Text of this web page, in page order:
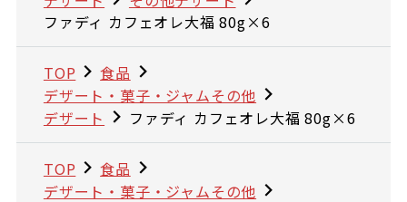
ファディ カフェオレ大福 80g×6
TOP
食品
デザート・菓子・ジャムその他
デザート
ファディ カフェオレ大福 80g×6
TOP
食品
デザート・菓子・ジャムその他